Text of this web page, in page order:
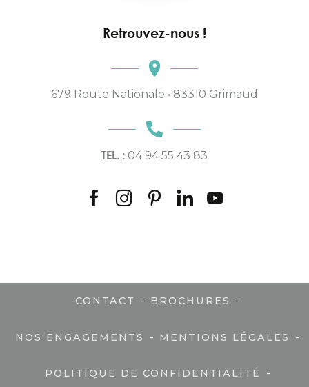
Retrouvez-nous !
679 Route Nationale • 83310 Grimaud
TEL. : 04 94 55 43 83
CONTACT - BROCHURES -
NOS ENGAGEMENTS - MENTIONS LÉGALES -
POLITIQUE DE CONFIDENTIALITÉ -